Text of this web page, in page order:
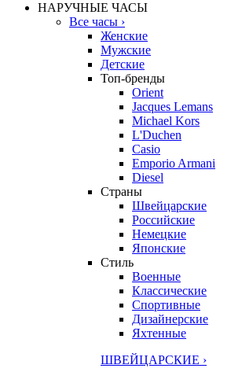
НАРУЧНЫЕ ЧАСЫ
Все часы ›
Женские
Мужские
Детские
Топ-бренды
Orient
Jacques Lemans
Michael Kors
L'Duchen
Casio
Emporio Armani
Diesel
Страны
Швейцарские
Российские
Немецкие
Японские
Стиль
Военные
Классические
Спортивные
Дизайнерские
Яхтенные
ШВЕЙЦАРСКИЕ ›